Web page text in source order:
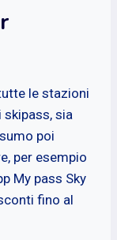
le stazioni
sia
poi
per esempio
My pass Sky
fino al